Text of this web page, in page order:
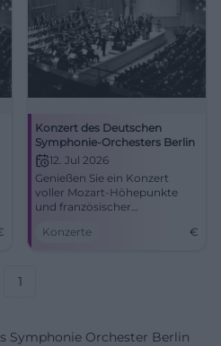
Konzert des Deutschen
Symphonie-Orchesters Berlin
12. Jul 2026
Genießen Sie ein Konzert
voller Mozart-Höhepunkte
und französischer
Littmann-Saal am 12. Juli
Konzerte €
1
Symphonie Orchester Berlin